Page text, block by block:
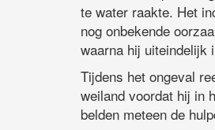
te water raakte. Het
nog onbekende
waarna hij uiteindelijk
Tijdens het ongeval
weiland voordat hij in
belden meteen de